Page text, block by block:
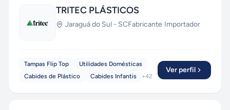
TRITEC PLÁSTICOS
Jaraguá do Sul - SCFabricante·Importador
Tampas Flip Top
Utilidades Domésticas
Cabides de Plástico
Cabides Infantis +42
Ver perfil